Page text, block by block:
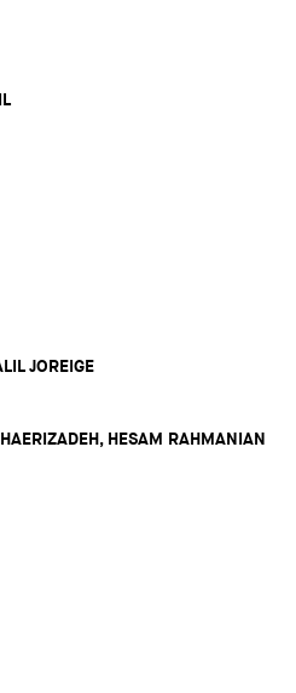
JOREIGE
HESAM RAHMANIAN